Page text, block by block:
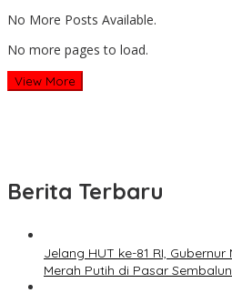
No More Posts Available.
No more pages to load.
View More
Berita Terbaru
Jelang HUT ke-81 RI,
Merah Putih di Pasar Sembalun